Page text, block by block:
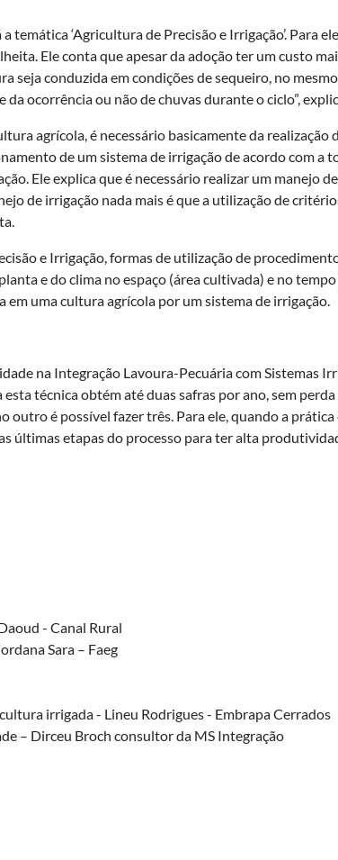
‘Agricultura de Precisão e Irrigação’. Para
Ele conta que apesar da adoção ter um custo
seja conduzida em condições de sequeiro, no
ocorrência ou não de chuvas durante o ciclo”,
agrícola, é necessário basicamente da realização
de um sistema de irrigação de acordo com a
Ele explica que é necessário realizar um manejo
de irrigação nada mais é que a utilização de
e Irrigação, formas de utilização de
e do clima no espaço (área cultivada) e no
uma cultura agrícola por um sistema de irrigação.
na Integração Lavoura-Pecuária com Sistemas
técnica obtém até duas safras por ano, sem
é possível fazer três. Para ele, quando a
últimas etapas do processo para ter alta
- Canal Rural
Sara – Faeg
irrigada - Lineu Rodrigues - Embrapa Cerrados
– Dirceu Broch consultor da MS Integração